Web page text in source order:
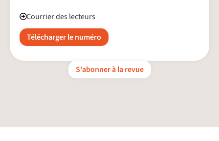
Courrier des lecteurs
Télécharger le numéro
S'abonner à la revue